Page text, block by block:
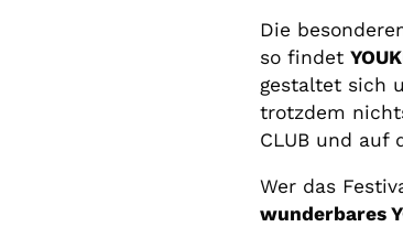
Die
so findet
gestaltet sich
trotzdem
CLUB und auf
Wer das
wunderbares